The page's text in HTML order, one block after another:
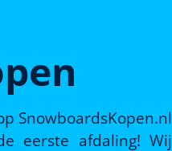
SnowboardsKopen.nl
eerste afdaling! Wij